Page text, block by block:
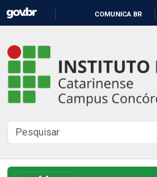
CONTEÚDO
COMUNICA BR
Instituto
Federal
Catarinense
-
Campus
Concórdia
Buscar
no
site